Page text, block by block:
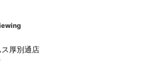
厚別通店